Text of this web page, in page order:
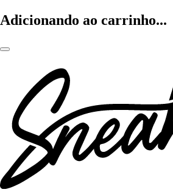
Adicionando ao carrinho...